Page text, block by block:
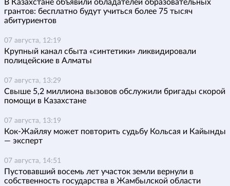
В Казахстане объявили обладателей образовательных
грантов: бесплатно будут учиться более 75 тысяч
абитуриентов
07 августа, 12:19
Крупный канал сбыта «синтетики» ликвидировали
полицейские в Алматы
07 августа, 13:29
Свыше 5,2 миллиона вызовов обслужили бригады скорой
помощи в Казахстане
07 августа, 13:19
Кок-Жайляу может повторить судьбу Кольсая и Кайынды
— эксперт
07 августа, 14:51
Пустовавший восемь лет участок земли вернули в
собственность государства в Жамбылской области